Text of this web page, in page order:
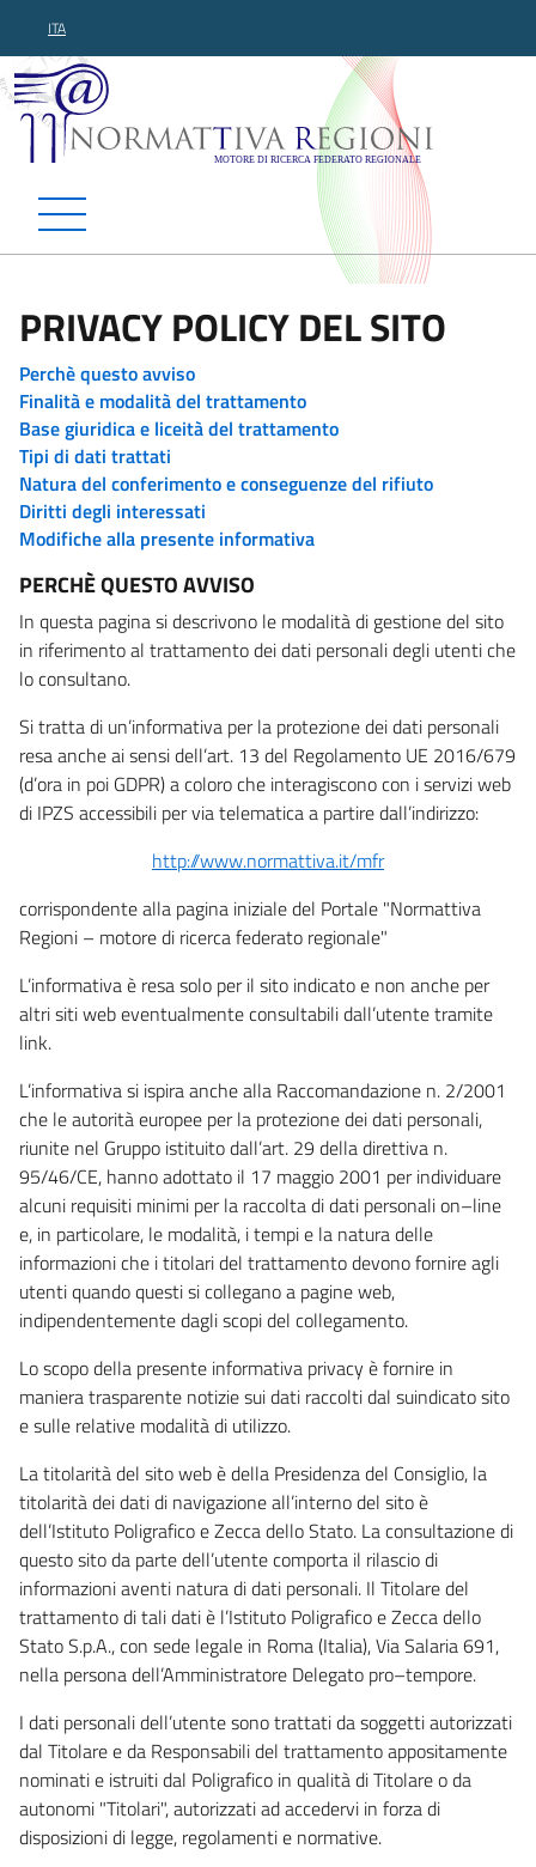
ITA
Normattiva Regioni -
PRIVACY POLICY DEL SITO
Perchè questo avviso
Finalità e modalità del trattamento
Base giuridica e liceità del trattamento
Tipi di dati trattati
Natura del conferimento e conseguenze del rifiuto
Diritti degli interessati
Modifiche alla presente informativa
PERCHÈ QUESTO AVVISO
In questa pagina si descrivono le modalità di gestione del sito
in riferimento al trattamento dei dati personali degli utenti che
lo consultano.
Si tratta di un’informativa per la protezione dei dati personali
resa anche ai sensi dell’art. 13 del Regolamento UE 2016/679
(d’ora in poi GDPR) a coloro che interagiscono con i servizi web
di IPZS accessibili per via telematica a partire dall’indirizzo:
http://www.normattiva.it/mfr
corrispondente alla pagina iniziale del Portale "Normattiva
Regioni – motore di ricerca federato regionale"
L’informativa è resa solo per il sito indicato e non anche per
altri siti web eventualmente consultabili dall’utente tramite
link.
L’informativa si ispira anche alla Raccomandazione n. 2/2001
che le autorità europee per la protezione dei dati personali,
riunite nel Gruppo istituito dall’art. 29 della direttiva n.
95/46/CE, hanno adottato il 17 maggio 2001 per individuare
alcuni requisiti minimi per la raccolta di dati personali on–line
e, in particolare, le modalità, i tempi e la natura delle
informazioni che i titolari del trattamento devono fornire agli
utenti quando questi si collegano a pagine web,
indipendentemente dagli scopi del collegamento.
Lo scopo della presente informativa privacy è fornire in
maniera trasparente notizie sui dati raccolti dal suindicato sito
e sulle relative modalità di utilizzo.
La titolarità del sito web è della Presidenza del Consiglio, la
titolarità dei dati di navigazione all’interno del sito è
dell’Istituto Poligrafico e Zecca dello Stato. La consultazione di
questo sito da parte dell’utente comporta il rilascio di
informazioni aventi natura di dati personali. Il Titolare del
trattamento di tali dati è l’Istituto Poligrafico e Zecca dello
Stato S.p.A., con sede legale in Roma (Italia), Via Salaria 691,
nella persona dell’Amministratore Delegato pro–tempore.
I dati personali dell’utente sono trattati da soggetti autorizzati
dal Titolare e da Responsabili del trattamento appositamente
nominati e istruiti dal Poligrafico in qualità di Titolare o da
autonomi "Titolari", autorizzati ad accedervi in forza di
disposizioni di legge, regolamenti e normative.